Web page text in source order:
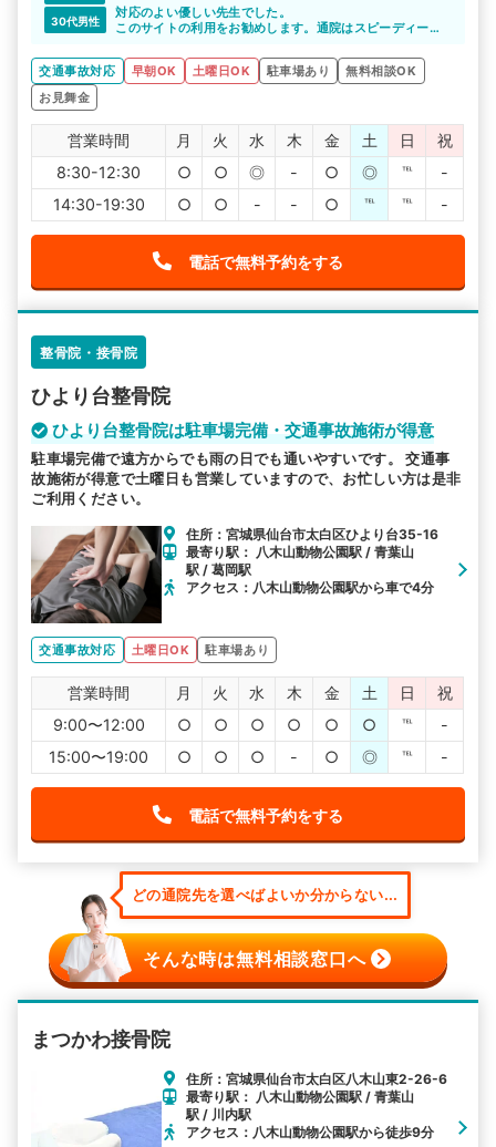
30代男性
対応のよい優しい先生でした。
このサイトの利用をお勧めします。通院はスピーディーに
交通事故対応
早朝OK 土曜日OK 駐車場あり
無料相談OK
お見舞金
営業時間 月 火 水 木 金 土 日
祝
8:30-12:30
○ ○ ◎ - ○ ◎ ℡
-
14:30-19:30
○ ○ - - ○ ℡ ℡ -
電話で無料予約をする
整骨院・接骨院
ひより台整骨院
ひより台整骨院は駐車場完備・交通事故施術が得意
駐車場完備で遠方からでも雨の日でも通いやすいです。 交通事
故施術が得意で土曜日も営業していますので、お忙しい方は是非
ご利用ください。
住所：宮城県仙台市太白区ひより台35-16
最寄り駅： 八木山動物公園駅 / 青葉山
駅 / 葛岡駅
アクセス：八木山動物公園駅から車で4分
交通事故対応 土曜日OK 駐車場あり
営業時間 月 火 水 木 金 土 日
祝
9:00〜12:00
○ ○ ○ ○ ○ ○ ℡
-
15:00〜19:00
○ ○ ○ - ○ ◎ ℡ -
電話で無料予約をする
どの通院先を選べばよいか分からない...
そんな時は無料相談窓口へ
まつかわ接骨院
住所：宮城県仙台市太白区八木山東2-26-6
最寄り駅： 八木山動物公園駅 / 青葉山
駅 / 川内駅
アクセス：八木山動物公園駅から徒歩9分